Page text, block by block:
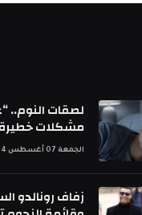
لصقات النوم..
مشكلات خطيرة
الجمعة 07 أغسطس 1:34 م
زفاف رونالدو